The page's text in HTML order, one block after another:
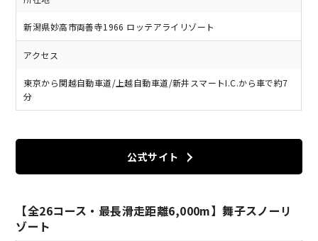
新潟県妙高市両善寺1966 ロッテアライリゾート
アクセス
東京から関越自動車道/上越自動車道/新井スマートI.C.から車で約7
分
公式サイト
【全26コース・最長滑走距離6,000m】舞子スノーリ
ゾート